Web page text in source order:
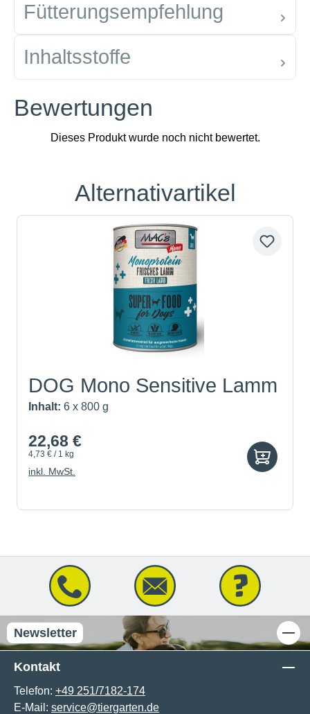
Fütterungsempfehlung
Inhaltsstoffe
Bewertungen
Produktgalerie überspringen
Alternativartikel
DOG Mono Sensitive Lamm
Inhalt: 6 x 800 g
22,68 €
4,73 € / 1 kg
inkl. MwSt.
Newsletter
Kontakt
Telefon: +49 251/7182-174
E-Mail: service@tiergarten.de